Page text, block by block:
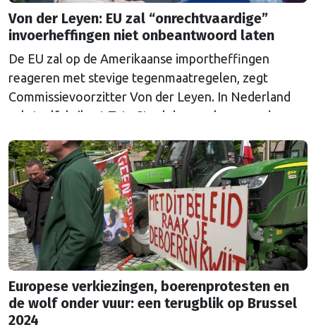
Von der Leyen: EU zal “onrechtvaardige”
invoerheffingen niet onbeantwoord laten
De EU zal op de Amerikaanse importheffingen
reageren met stevige tegenmaatregelen, zegt
Commissievoorzitter Von der Leyen. In Nederland
zal staalfabrikant Tata Steel de gevolgen van de
liet weten de maatregelen te betreuren.
Europese verkiezingen, boerenprotesten en
de wolf onder vuur: een terugblik op Brussel
2024